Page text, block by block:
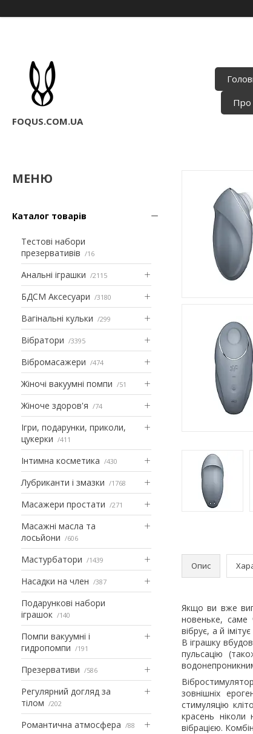
FOQUS.COM.UA
Про
Каталог товарів
Тестові набори
презервативів
16
Анальні іграшки 2115
БДСМ Аксесуари 3180
Вагінальні кульки 299
Вібратори 3395
Вібромасажери 474
Жіночі вакуумні помпи 51
Жіноче здоров'я 74
Ігри, подарунки, приколи,
цукерки
411
Інтимна косметика 430
Лубриканти і змазки 1768
Масажери простати 271
Масажні масла та
лосьйони
606
Мастурбатори 1439
Насадки на член 387
Подарункові набори
іграшок
140
Помпи вакуумні і
гидропомпи
191
Презервативи 586
Регулярний догляд за
тілом
202
Романтична атмосфера 88
Опис
Якщо ви вже
новеньке, саме
вібрує, а й
В іграшку
пульсацію
зовнішніх
стимуляцію
красень
вібрацією.